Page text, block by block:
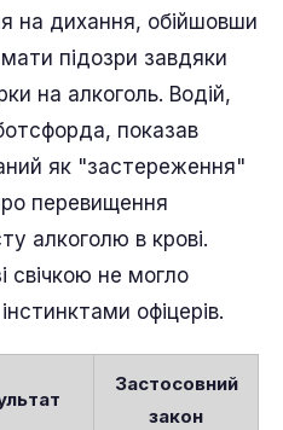
на дихання, обійшовши
підозри завдяки
на алкоголь. Водій,
показав
як "застереження"
перевищення
алкоголю в крові.
свічкою не могло
офіцерів.
Застосовний
закон